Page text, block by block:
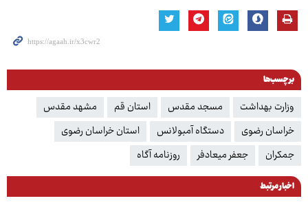
برچسب‌ها
وزارت بهداشت مسجد مقدس استان قم
مشهد مقدس
خراسان رضوی
دستگاه آمبولانس
استان خراسان رضوی
جمکران
جعفر میعادفر روزنامه آگاه
اخبار مرتبط